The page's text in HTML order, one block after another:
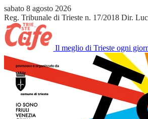
sabato 8 agosto 2026
Reg. Tribunale di Trieste n. 17/2018 Dir.
Il meglio di Trieste ogni